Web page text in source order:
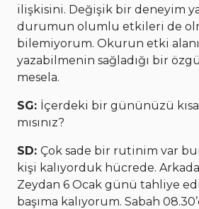
ilişkisini. Değişik bir deneyim
durumun olumlu etkileri de
bilemiyorum. Okurun etki
yazabilmenin sağladığı bir
mesela.
SG: İçerdeki bir gününüzü
mısınız?
SD: Çok sade bir rutinim var
kişi kalıyorduk hücrede.
Zeydan 6 Ocak günü tahliye
başıma kalıyorum. Sabah